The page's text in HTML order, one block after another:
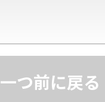
一つ前に戻る